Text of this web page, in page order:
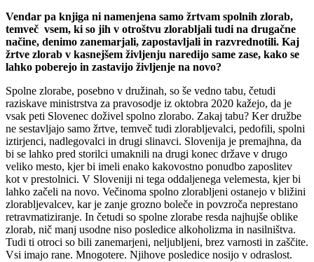
Vendar pa knjiga ni namenjena samo žrtvam spolnih zlorab,
temveč vsem, ki so jih v otroštvu zlorabljali tudi na drugačne
načine, denimo zanemarjali, zapostavljali in razvrednotili. Kaj
žrtve zlorab v kasnejšem življenju naredijo same zase, kako se
lahko poberejo in zastavijo življenje na novo?
Spolne zlorabe, posebno v družinah, so še vedno tabu, četudi
raziskave ministrstva za pravosodje iz oktobra 2020 kažejo, da je
vsak peti Slovenec doživel spolno zlorabo. Zakaj tabu? Ker družbe
ne sestavljajo samo žrtve, temveč tudi zlorabljevalci, pedofili, spolni
iztirjenci, nadlegovalci in drugi slinavci. Slovenija je premajhna, da
bi se lahko pred storilci umaknili na drugi konec države v drugo
veliko mesto, kjer bi imeli enako kakovostno ponudbo zaposlitev
kot v prestolnici. V Sloveniji ni tega oddaljenega velemesta, kjer bi
lahko začeli na novo. Večinoma spolno zlorabljeni ostanejo v bližini
zlorabljevalcev, kar je zanje grozno boleče in povzroča neprestano
retravmatiziranje. In četudi so spolne zlorabe resda najhujše oblike
zlorab, nič manj usodne niso posledice alkoholizma in nasilništva.
Tudi ti otroci so bili zanemarjeni, neljubljeni, brez varnosti in zaščite.
Vsi imajo rane. Mnogotere. Njihove posledice nosijo v odraslost.